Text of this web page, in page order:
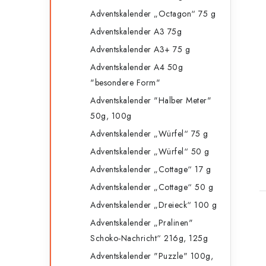
Adventskalender „Octagon“ 75 g
Adventskalender A3 75g
Adventskalender A3+ 75 g
Adventskalender A4 50g
"besondere Form"
Adventskalender "Halber Meter"
50g, 100g
Adventskalender „Würfel“ 75 g
Adventskalender „Würfel“ 50 g
Adventskalender „Cottage“ 17 g
Adventskalender „Cottage“ 50 g
Adventskalender „Dreieck“ 100 g
Adventskalender „Pralinen"
Schoko-Nachricht“ 216g, 125g
Adventskalender "Puzzle" 100g,